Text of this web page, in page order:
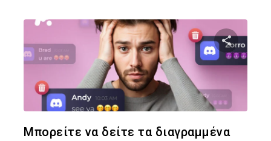
Μπορείτε να δείτε τα διαγραμμένα